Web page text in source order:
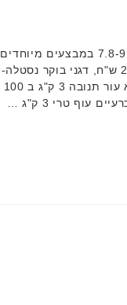
רשת חביב סוגרת את הסוף שבוע 7.8-9.8.2024 במבצעים מיוחדים.
לדוגמא: מגוון פסטות אסם- 5 יחידות ב 25 ש"ח, דגני בוקר נסטלה-
2 יחידות ב 35 ש"ח, פילה אמנון קפוא ללא עור תנובה 3 ק"ג ב 100